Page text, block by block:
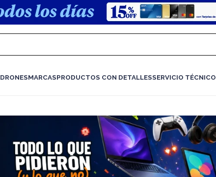
DRONESMARCASPRODUCTOS CON DETALLESSERVICIO TÉCNICO